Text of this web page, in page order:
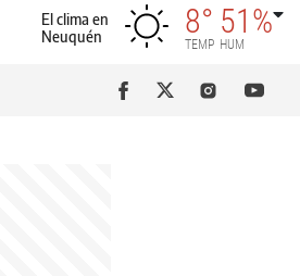
El clima en
Neuquén
8°
TEMP
51%
HUM